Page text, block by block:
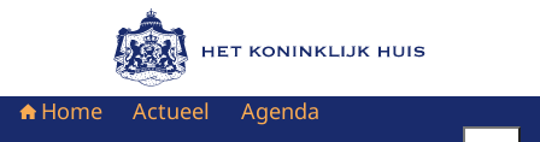
Naar de homepage van Het Koninklijk Huis
Home Actueel Agenda